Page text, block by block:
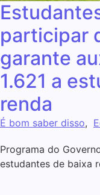
participar
garante
1.621 a
renda
É bom saber disso,
Programa do
estudantes de baixa